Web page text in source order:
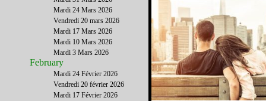
Mardi 24 Mars 2026
Vendredi 20 mars 2026
Mardi 17 Mars 2026
Mardi 10 Mars 2026
Mardi 3 Mars 2026
February
Mardi 24 Février 2026
Vendredi 20 février 2026
Mardi 17 Février 2026